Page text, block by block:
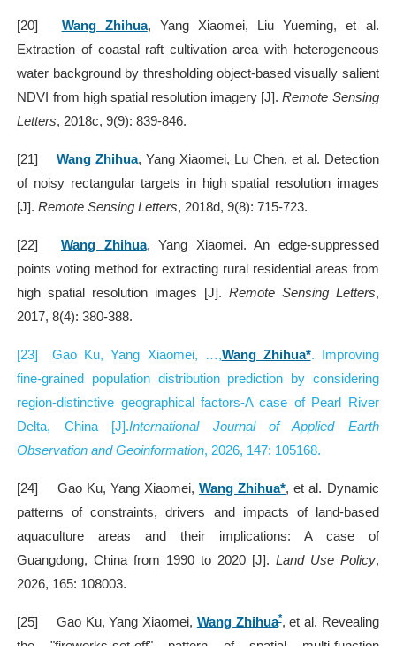
[20] Wang Zhihua, Yang Xiaomei, Liu Yueming, et al.
Extraction of coastal raft cultivation area with heterogeneous
water background by thresholding object-based visually salient
NDVI from high spatial resolution imagery [J].Remote Sensing
Letters, 2018c, 9(9): 839-846.
[21] Wang Zhihua, Yang Xiaomei, Lu Chen, et al. Detection
of noisy rectangular targets in high spatial resolution images
[J].Remote Sensing Letters, 2018d, 9(8): 715-723.
[22] Wang Zhihua, Yang Xiaomei. An edge-suppressed
points voting method for extracting rural residential areas from
high spatial resolution images [J]. Remote Sensing Letters,
2017, 8(4): 380-388.
[23] Gao Ku, Yang Xiaomei, …,Wang Zhihua*. Improving
fine-grained population distribution prediction by considering
region-distinctive geographical factors-A case of Pearl River
Delta, China [J].International Journal of Applied Earth
Observation and Geoinformation, 2026, 147: 105168.
[24] Gao Ku, Yang Xiaomei,Wang Zhihua*, et al. Dynamic
patterns of constraints, drivers and impacts of land-based
aquaculture areas and their implications: A case of
Guangdong, China from 1990 to 2020 [J]. Land Use Policy,
2026, 165: 108003.
[25] Gao Ku, Yang Xiaomei, Wang Zhihua*, et al. Revealing